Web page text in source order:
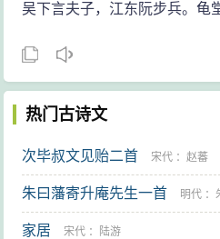
吴下言夫子，江东阮步兵。龟
热门古诗文
次毕叔文见贻二首 宋代 ：赵蕃
朱曰藩寄升庵先生一首 明代 ：
家居 宋代 ： 陆游